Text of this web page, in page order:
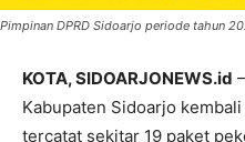
Pimpinan DPRD Sidoarjo periode tahun
KOTA, SIDOARJONEWS.id
Kabupaten Sidoarjo
tercatat sekitar 19 paket